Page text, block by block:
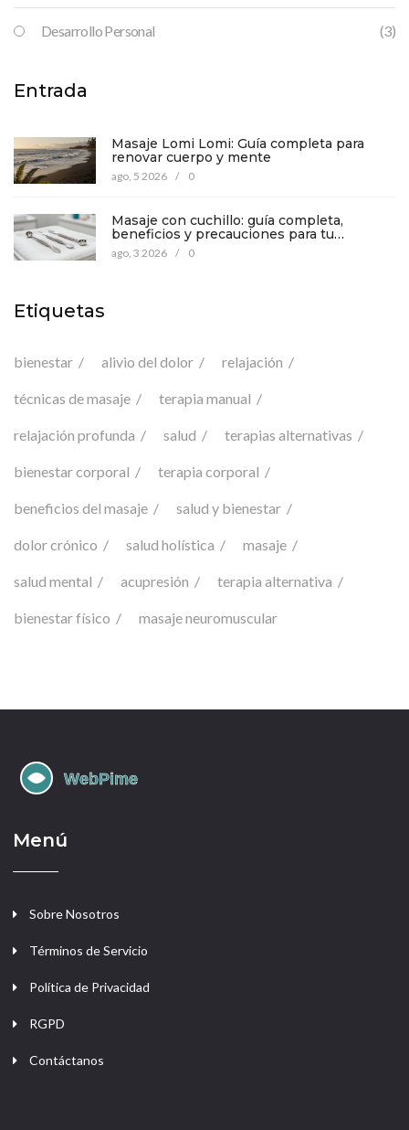
Desarrollo Personal (3)
Entrada
Masaje Lomi Lomi: Guía completa para
renovar cuerpo y mente
ago, 5 2026 / 0
Masaje con cuchillo: guía completa,
beneficios y precauciones para tu
bienestar
ago, 3 2026 / 0
Etiquetas
bienestar alivio del dolor relajación
técnicas de masaje terapia manual
relajación profunda salud terapias alternativas
bienestar corporal terapia corporal
beneficios del masaje salud y bienestar
dolor crónico salud holística masaje
salud mental acupresión terapia alternativa
bienestar físico masaje neuromuscular
Menú
Sobre Nosotros
Términos de Servicio
Política de Privacidad
RGPD
Contáctanos